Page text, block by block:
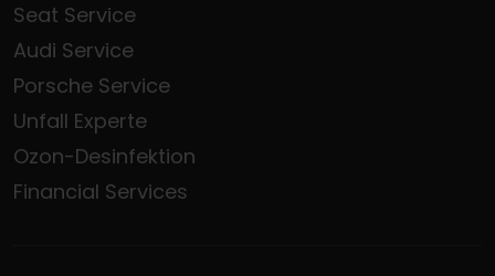
Seat Service
Audi Service
Porsche Service
Unfall Experte
Ozon-Desinfektion
Financial Services